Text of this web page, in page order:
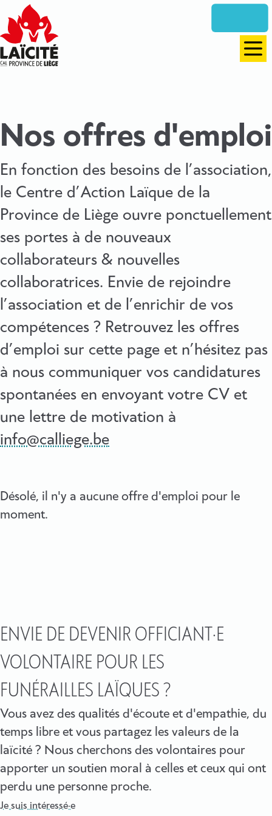
directement
vers
le
contenu
Nos offres d'emploi
En fonction des besoins de l’association,
le Centre d’Action Laïque de la
Province de Liège ouvre ponctuellement
ses portes à de nouveaux
collaborateurs & nouvelles
collaboratrices. Envie de rejoindre
l’association et de l’enrichir de vos
compétences ? Retrouvez les offres
d’emploi sur cette page et n’hésitez pas
à nous communiquer vos candidatures
spontanées en envoyant votre CV et
une lettre de motivation à
info@calliege.be
Désolé, il n'y a aucune offre d'emploi pour le
moment.
ENVIE DE DEVENIR OFFICIANT·E
VOLONTAIRE POUR LES
FUNÉRAILLES LAÏQUES ?
Vous avez des qualités d'écoute et d'empathie, du
temps libre et vous partagez les valeurs de la
laïcité ? Nous cherchons des volontaires pour
apporter un soutien moral à celles et ceux qui ont
perdu une personne proche.
Je suis intéressé·e